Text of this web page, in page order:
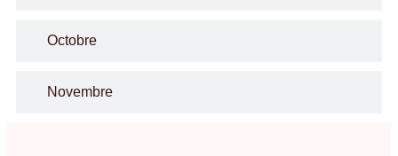
Octobre
Novembre